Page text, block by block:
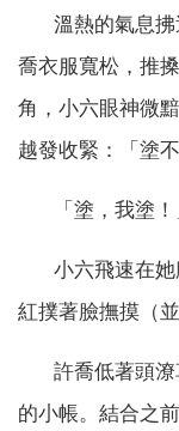
溫熱的氣息拂
喬衣服寬松，推
角，小六眼神微
越發收緊：「塗
「塗，我塗！
小六飛速在她
紅撲著臉撫摸（
許喬低著頭潦
的小帳。結合之